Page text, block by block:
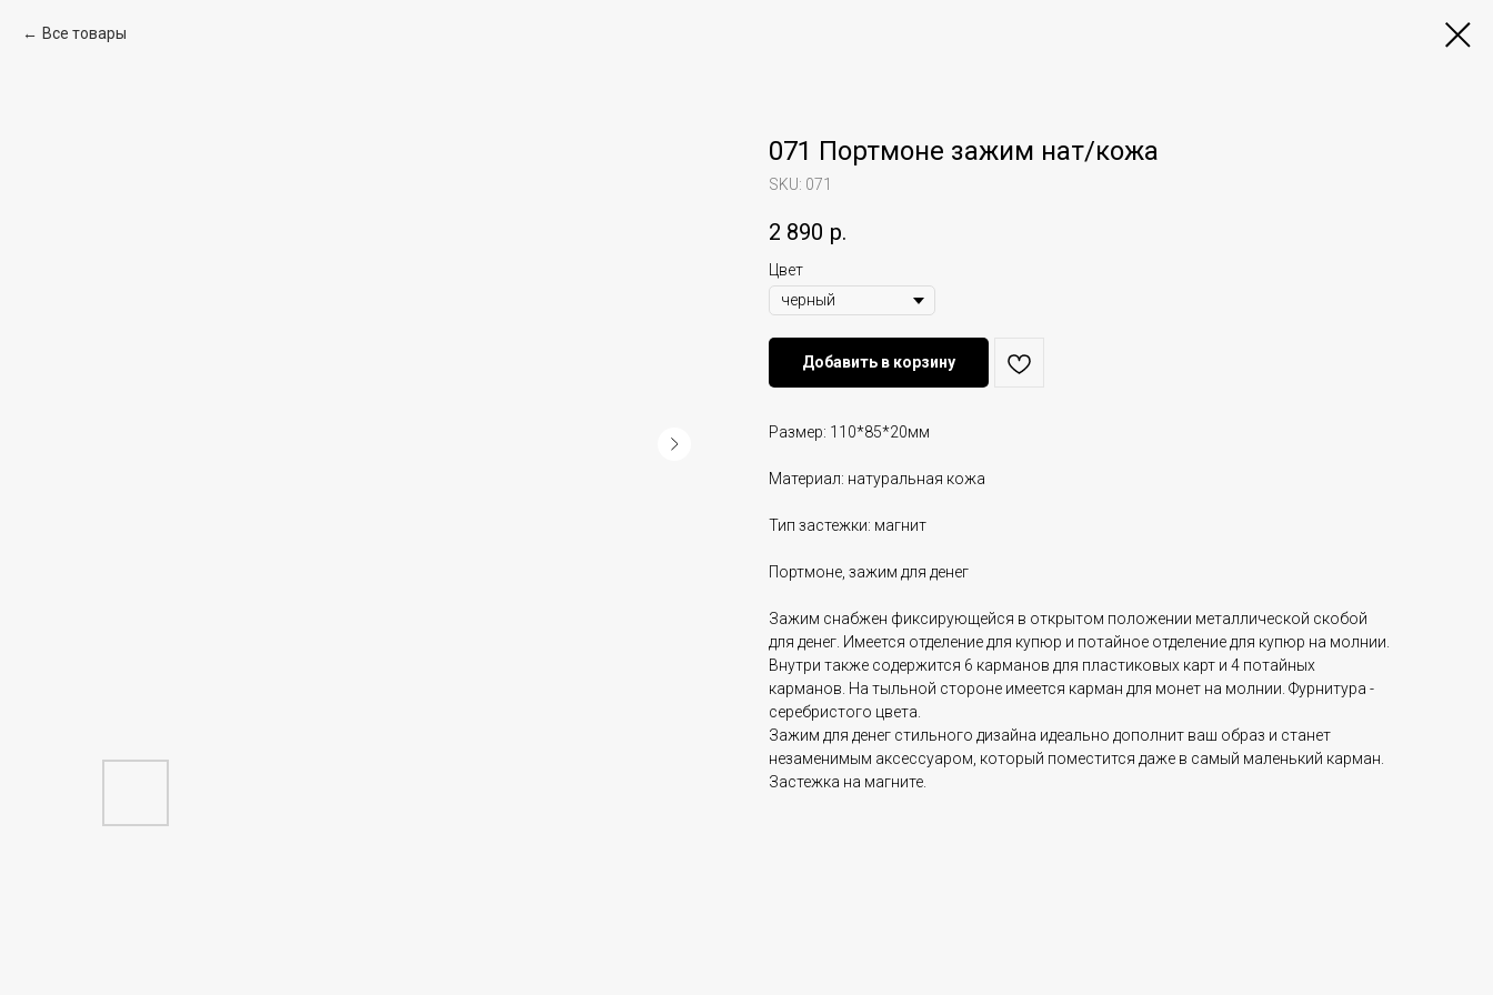
Все товары
071 Портмоне зажим нат/кожа
SKU: 071
2 890 р.
Цвет
Добавить в корзину
Размер: 110*85*20мм
Материал: натуральная кожа
Тип застежки: магнит
Портмоне, зажим для денег
Зажим снабжен фиксирующейся в открытом положении металлической скобой
для денег. Имеется отделение для купюр и потайное отделение для купюр на молнии.
Внутри также содержится 6 карманов для пластиковых карт и 4 потайных
карманов. На тыльной стороне имеется карман для монет на молнии. Фурнитура -
серебристого цвета.
Зажим для денег стильного дизайна идеально дополнит ваш образ и станет
незаменимым аксессуаром, который поместится даже в самый маленький карман.
Застежка на магните.